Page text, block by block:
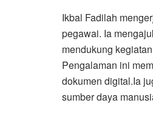
Ikbal Fadilah
pegawai. Ia
mendukung
Pengalaman ini
dokumen digital.Ia
sumber daya